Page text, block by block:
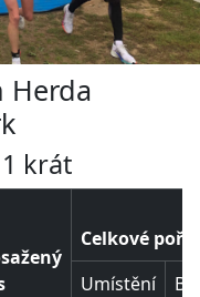
Herda
krát
Celkové
Umístění